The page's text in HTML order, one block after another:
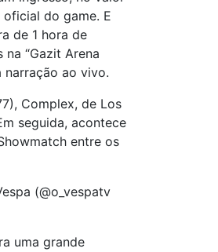
do game. E
de 1 hora de
“Gazit Arena
narração ao vivo.
Complex, de Los
seguida, acontece
entre os
(@o_vespatv
uma grande